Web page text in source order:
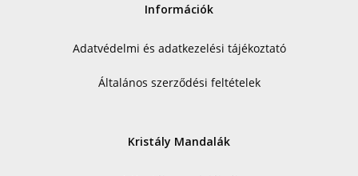
Információk
Adatvédelmi és adatkezelési tájékoztató
Általános szerződési feltételek
Kristály Mandalák